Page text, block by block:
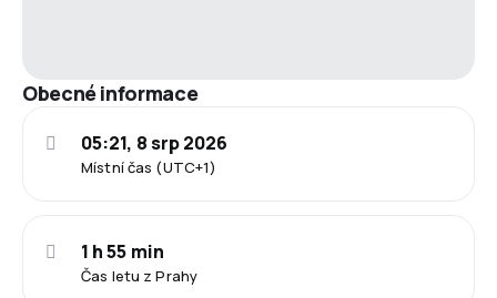
Obecné informace
Místní čas (UTC+1)
05:21, 8 srp 2026
Čas letu z Prahy
1 h 55 min